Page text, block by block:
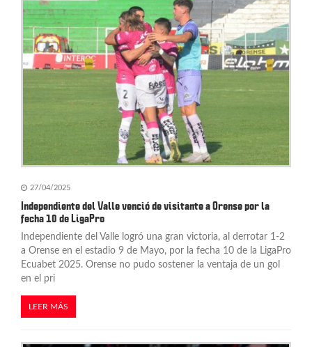
27/04/2025
Independiente del Valle venció de visitante a Orense por la
fecha 10 de LigaPro
Independiente del Valle logró una gran victoria, al derrotar 1-2
a Orense en el estadio 9 de Mayo, por la fecha 10 de la LigaPro
Ecuabet 2025. Orense no pudo sostener la ventaja de un gol
en el pri
LEER MÁS